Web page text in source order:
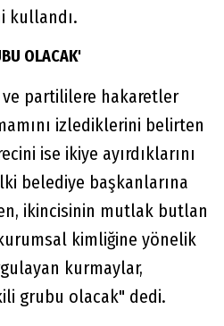
kullandı.
OLACAK'
ve partililere hakaretler
izlediklerini belirten
ise ikiye ayırdıklarını
belediye başkanlarına
ikincisinin mutlak butlan
kimliğine yönelik
kurmaylar,
grubu olacak" dedi.